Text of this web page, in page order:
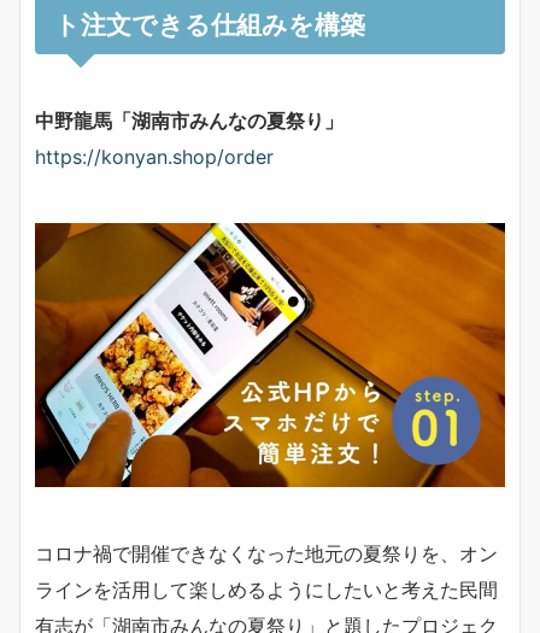
ト注文できる仕組みを構築
中野龍馬「湖南市みんなの夏祭り」
https://konyan.shop/order
コロナ禍で開催できなくなった地元の夏祭りを、オン
ラインを活用して楽しめるようにしたいと考えた民間
有志が「湖南市みんなの夏祭り」と題したプロジェク